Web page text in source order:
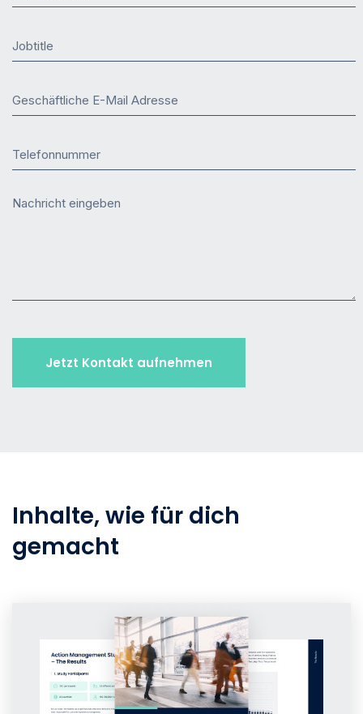
Jobtitle
Geschäftliche E-Mail Adresse
Telefonnummer
Nachricht eingeben
Inhalte, wie für dich
gemacht